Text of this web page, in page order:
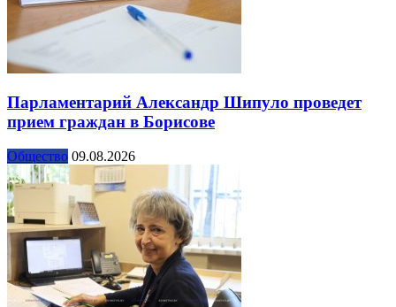
Парламентарий Александр Шипуло проведет
прием граждан в Борисове
Общество 09.08.2026